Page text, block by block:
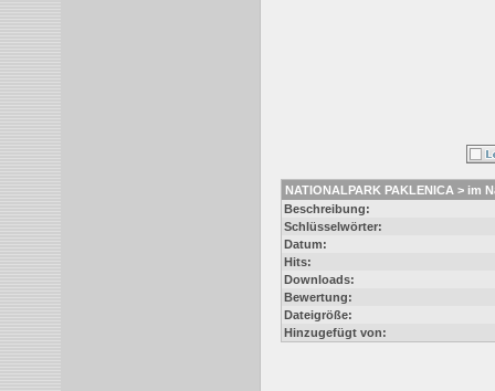
NATIONALPARK PAKLENICA > im
Beschreibung:
Schlüsselwörter:
Datum:
Hits:
Downloads:
Bewertung:
Dateigröße:
Hinzugefügt von: